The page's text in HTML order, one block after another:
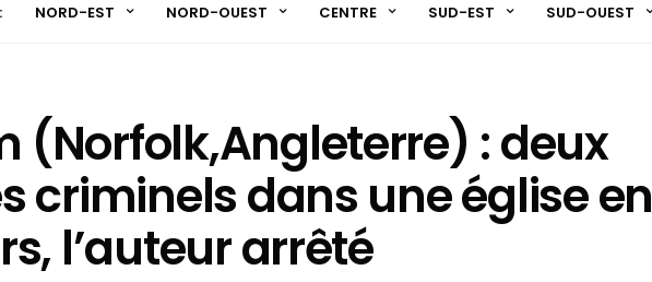
NORD-EST NORD-OUEST CENTRE SUD-EST SUD-OUEST
(Norfolk,Angleterre) : deux
criminels dans une église en
l’auteur arrêté